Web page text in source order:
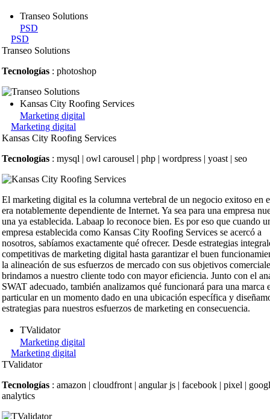
Transeo Solutions
PSD
PSD
Transeo Solutions
Tecnologías : photoshop
Kansas City Roofing Services
Marketing digital
Marketing digital
Kansas City Roofing Services
Tecnologías : mysql | owl carousel | php | wordpress | yoast | seo
El marketing digital es la columna vertebral de un negocio exitoso en
era notablemente dependiente de Internet. Ya sea para una empresa
una ya establecida. Labaap lo reconoce bien. Es por eso que cuando
empresa establecida como Kansas City Roofing Services se acercó a
nosotros, sabíamos exactamente qué ofrecer. Desde estrategias
competitivas de marketing digital hasta garantizar el buen
la alineación de sus esfuerzos de mercado con sus objetivos
brindamos a nuestro cliente todo con mayor eficiencia. Junto con el
SWAT adecuado, también analizamos qué funcionará para una marca
particular en un momento dado en una ubicación específica y
estrategias para nuestros esfuerzos de marketing en consecuencia.
TValidator
Marketing digital
Marketing digital
TValidator
Tecnologías : amazon | cloudfront | angular js | facebook | pixel |
analytics